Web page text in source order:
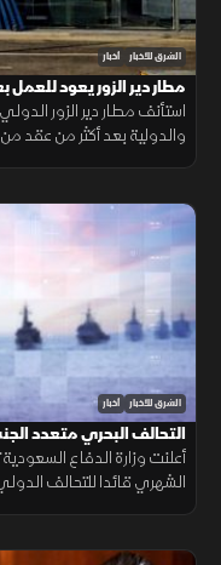
الشرق للأخبار أخبار
مطار دير الزور يعود
استأنف مطار دير الزور
والدولية بعد أكثر من
الشرق للأخبار أخبار
التحالف البحري متعدد
أعلنت وزارة الدفاع السعودية
الشهري قائدا للتحالف